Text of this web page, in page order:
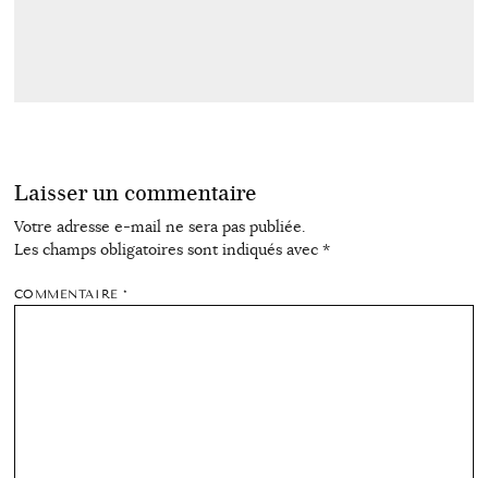
Laisser un commentaire
Votre adresse e-mail ne sera pas publiée.
Les champs obligatoires sont indiqués avec *
COMMENTAIRE*